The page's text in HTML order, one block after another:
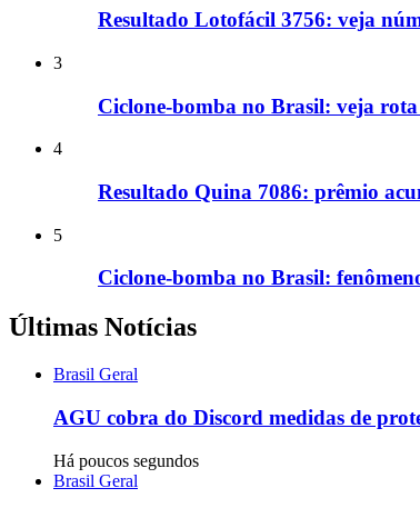
Resultado Lotofácil 3756: veja
3
Ciclone-bomba no Brasil: veja rota
4
Resultado Quina 7086: prêmio
5
Ciclone-bomba no Brasil:
Últimas Notícias
Brasil Geral
AGU cobra do Discord medidas de
Há poucos segundos
Brasil Geral